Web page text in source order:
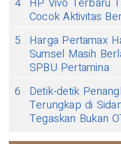
Cocok Aktivitas
5
Harga Pertamax
Sumsel Masih
SPBU Pertamina
6
Detik-detik
Terungkap di
Tegaskan Bukan